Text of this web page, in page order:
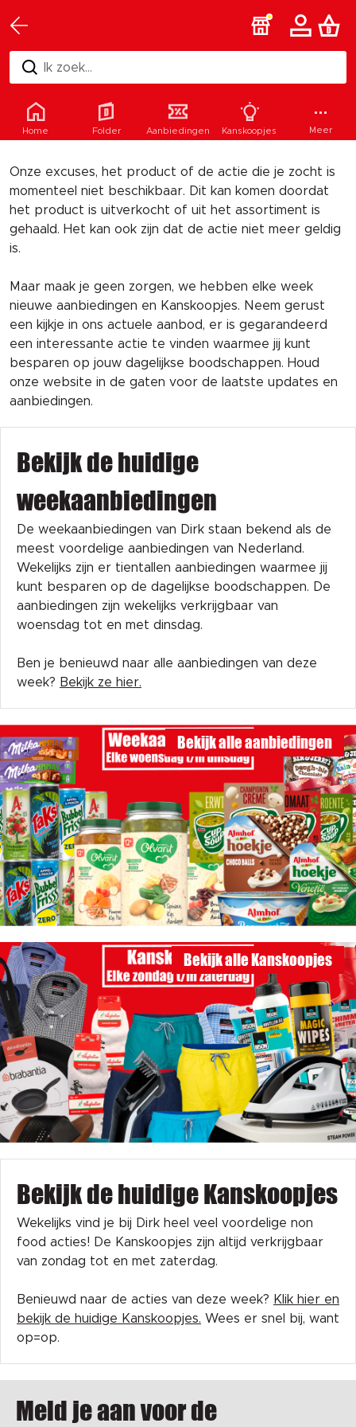
Ik zoek...
Helaas
Onze excuses, het product of de actie die je zocht is
momenteel niet beschikbaar. Dit kan komen doordat
het product is uitverkocht of uit het assortiment is
gehaald. Het kan ook zijn dat de actie niet meer geldig
is.
Maar maak je geen zorgen, we hebben elke week
nieuwe aanbiedingen en Kanskoopjes. Neem gerust
een kijkje in ons actuele aanbod, er is gegarandeerd
een interessante actie te vinden waarmee jij kunt
besparen op jouw dagelijkse boodschappen. Houd
onze website in de gaten voor de laatste updates en
aanbiedingen.
Bekijk de huidige
weekaanbiedingen
De weekaanbiedingen van Dirk staan bekend als de
meest voordelige aanbiedingen van Nederland.
Wekelijks zijn er tientallen aanbiedingen waarmee jij
kunt besparen op de dagelijkse boodschappen. De
aanbiedingen zijn wekelijks verkrijgbaar van
woensdag tot en met dinsdag.
Ben je benieuwd naar alle aanbiedingen van deze
week? Bekijk ze hier.
Bekijk alle aanbiedingen
Bekijk alle Kanskoopjes
Bekijk de huidige Kanskoopjes
Wekelijks vind je bij Dirk heel veel voordelige non
food acties! De Kanskoopjes zijn altijd verkrijgbaar
van zondag tot en met zaterdag.
Benieuwd naar de acties van deze week? Klik hier en
bekijk de huidige Kanskoopjes. Wees er snel bij, want
op=op.
Meld je aan voor de
Home Folder Aanbiedingen Kanskoopjes Meer